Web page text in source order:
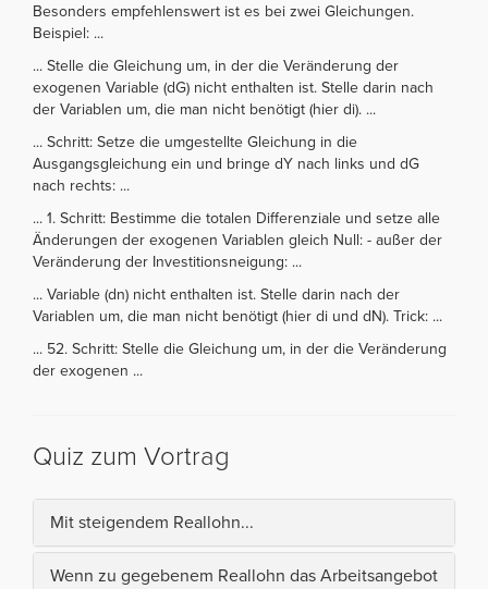
Besonders empfehlenswert ist es bei zwei Gleichungen.
Beispiel: ...
... Stelle die Gleichung um, in der die Veränderung der
exogenen Variable (dG) nicht enthalten ist. Stelle darin nach
der Variablen um, die man nicht benötigt (hier di). ...
... Schritt: Setze die umgestellte Gleichung in die
Ausgangsgleichung ein und bringe dY nach links und dG
nach rechts: ...
... 1. Schritt: Bestimme die totalen Differenziale und setze alle
Änderungen der exogenen Variablen gleich Null: - außer der
Veränderung der Investitionsneigung: ...
... Variable (dn) nicht enthalten ist. Stelle darin nach der
Variablen um, die man nicht benötigt (hier di und dN). Trick: ...
... 52. Schritt: Stelle die Gleichung um, in der die Veränderung
der exogenen ...
Quiz zum Vortrag
Mit steigendem Reallohn...
Wenn zu gegebenem Reallohn das Arbeitsangebot